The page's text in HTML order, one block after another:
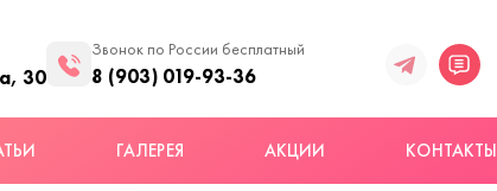
30
Звонок по России бесплатный
8 (903) 019-93-36
ГАЛЕРЕЯ АКЦИИ КОНТАКТЫ